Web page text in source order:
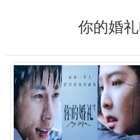
你的婚